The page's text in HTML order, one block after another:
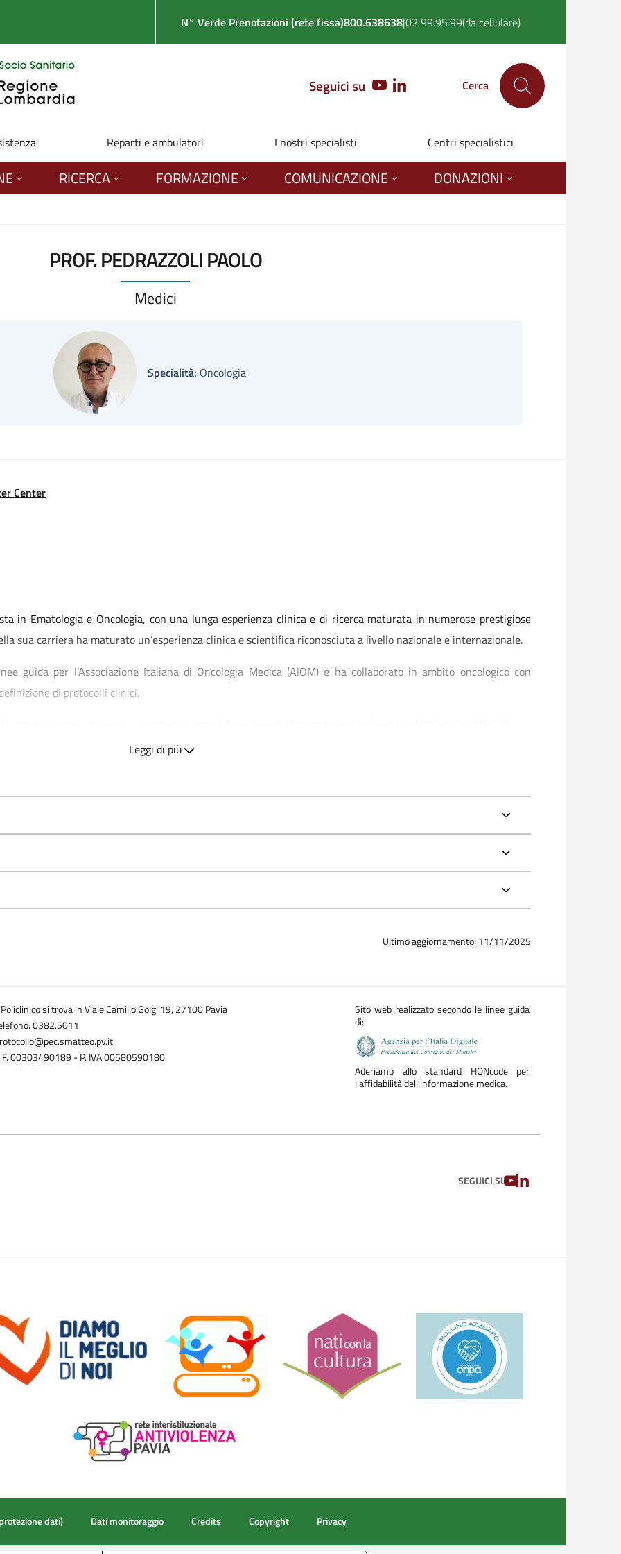
N° Verde Prenotazioni (rete fissa)800.638638|02 99.95.99(da cellulare)
Seguici su YOUTUBELINKEDIN Cerca
Reparti e ambulatori I nostri specialisti Centri specialistici
RICERCA FORMAZIONE COMUNICAZIONE DONAZIONI
PROF. PEDRAZZOLI PAOLO
Medici
Specialità: Oncologia
Center
in Ematologia e Oncologia, con una lunga esperienza clinica e di ricerca maturata in numerose prestigiose
sua carriera ha maturato un’esperienza clinica e scientifica riconosciuta a livello nazionale e internazionale.
guida per l’Associazione Italiana di Oncologia Medica (AIOM) e ha collaborato in ambito oncologico con
di protocolli clinici.
riviste recensite e relatore a numerosi congressi nazionali e internazionali.
Oncology (ASCO), European Society for Medical Oncology (ESMO), Associazione Italiana di Oncologia
Germ Cell Tumor Group (IGG).
scientifiche quali Lancet, Haematologica, Annals of Oncology, British Journal of Cancer, British Medical
Leggi di più
Ultimo aggiornamento: 11/11/2025
si trova in Viale Camillo Golgi 19, 27100 Pavia
0382.5011
00303490189 - P. IVA 00580590180
Sito web realizzato secondo le linee guida
di:
Aderiamo allo standard HONcode per
l'affidabilità dell'informazione medica.
SEGUICI SUYOUTUBE
LINKEDIN
dati) Dati monitoraggio Credits Copyright Privacy